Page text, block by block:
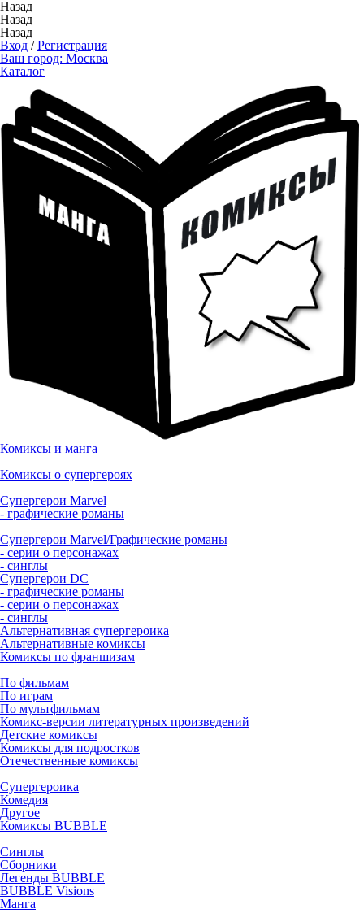
Назад
Назад
Назад
Вход /Регистрация
Ваш город: Москва
Каталог
Комиксы и манга
Комиксы о супергероях
Супергерои Marvel
- графические романы
Супергерои Marvel/Графические романы
- серии о персонажах
- синглы
Супергерои DC
- графические романы
- серии о персонажах
- синглы
Альтернативная супергероика
Альтернативные комиксы
Комиксы по франшизам
По фильмам
По играм
По мультфильмам
Комикс-версии литературных произведений
Детские комиксы
Комиксы для подростков
Отечественные комиксы
Супергероика
Комедия
Другое
Комиксы BUBBLE
Синглы
Сборники
Легенды BUBBLE
BUBBLE Visions
Манга